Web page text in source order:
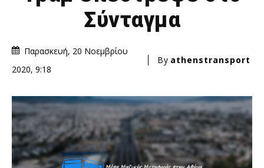
Σύνταγμα
Παρασκευή, 20 Νοεμβρίου
2020, 9:18
By athenstransport